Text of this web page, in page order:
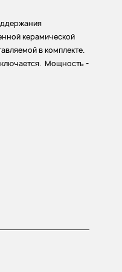
керамической
в комплекте.
Мощность -